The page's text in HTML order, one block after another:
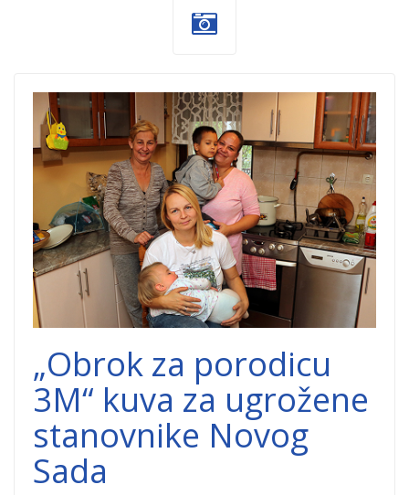
3-M-obrok-za-
porodicu.jpg
„Obrok za porodicu
3M“ kuva za ugrožene
stanovnike Novog
Sada